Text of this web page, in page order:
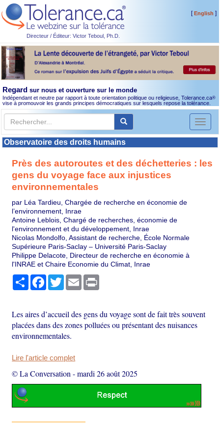
Directeur / Éditeur: Victor Teboul, Ph.D.
[English ]
Regard sur nous et ouverture sur le monde
Indépendant et neutre par rapport à toute orientation politique ou religieuse, Tolerance.ca®
vise à promouvoir les grands principes démocratiques sur lesquels repose la tolérance.
Toggle
Observatoire des droits humains
Près des autoroutes et des déchetteries : les
gens du voyage face aux injustices
environnementales
par Léa Tardieu, Chargée de recherche en économie de
l’environnement, Inrae
Antoine Leblois, Chargé de recherches, économie de
l'environnement et du développement, Inrae
Nicolas Mondolfo, Assistant de recherche, École Normale
Supérieure Paris-Saclay – Université Paris-Saclay
Philippe Delacote, Directeur de recherche en économie à
l'INRAE et Chaire Economie du Climat, Inrae
PartagerFacebook
TwitterEmail
Les aires d’accueil des gens du voyage sont de fait très souvent
placées dans des zones polluées ou présentant des nuisances
environnementales.
Lire l'article complet
© La Conversation -mardi 26 août 2025